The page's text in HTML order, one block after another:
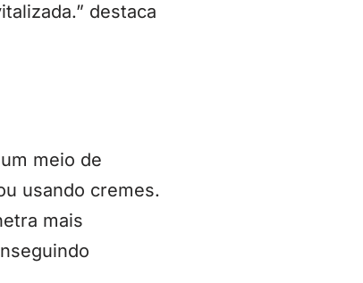
destaca
meio de
usando cremes.
mais